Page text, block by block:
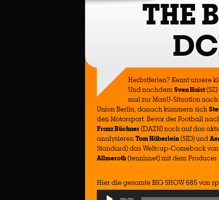
THE
Herbstferien? Kennt unsere
Und nachdemSven Haist
mal zur ManU-Situation
Union Berlin, danach kümmern sich
den Motorsport. Bevor der Football
Franz Büchner(DAZN) noch auf das
analysierenTom Häberlein(SID) und
Standard) das Weltcup-Comeback
Allmeroth(tennisnet) mit dem
Hier die gesamte BIG SHOW 685 von